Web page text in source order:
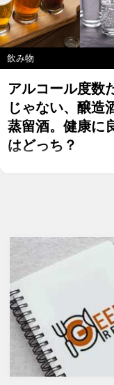
また、更に厳しく、牛
ンもあります。甲殻類
とってアレルゲンです
イズする必要がありま
には含まれない各種ビ
います。
特に、カロリーや1度
事のタイミングも特に
これが一般的な肉食ダ
飲み物
アルコール度数
じゃない、醸造
蒸留酒。健康に
はどっち？
やウォッカ等の蒸留酒
も高いため健康に悪そ
メージで、ワインや日
は何となくナチュラル
アルコール度数も低い
悪くもなさそうなイメ
が、実際のところどう
しょうか？今回は、大き
て2種類あるお酒の製造
（醸造酒と蒸留酒）の違
よって健康に対してどの